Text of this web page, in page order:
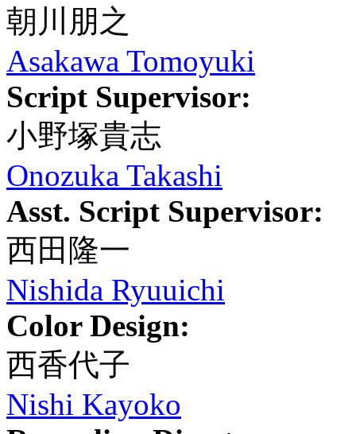
朝川朋之
Asakawa Tomoyuki
Script Supervisor:
小野塚貴志
Onozuka Takashi
Asst. Script Supervisor:
西田隆一
Nishida Ryuuichi
Color Design:
西香代子
Nishi Kayoko